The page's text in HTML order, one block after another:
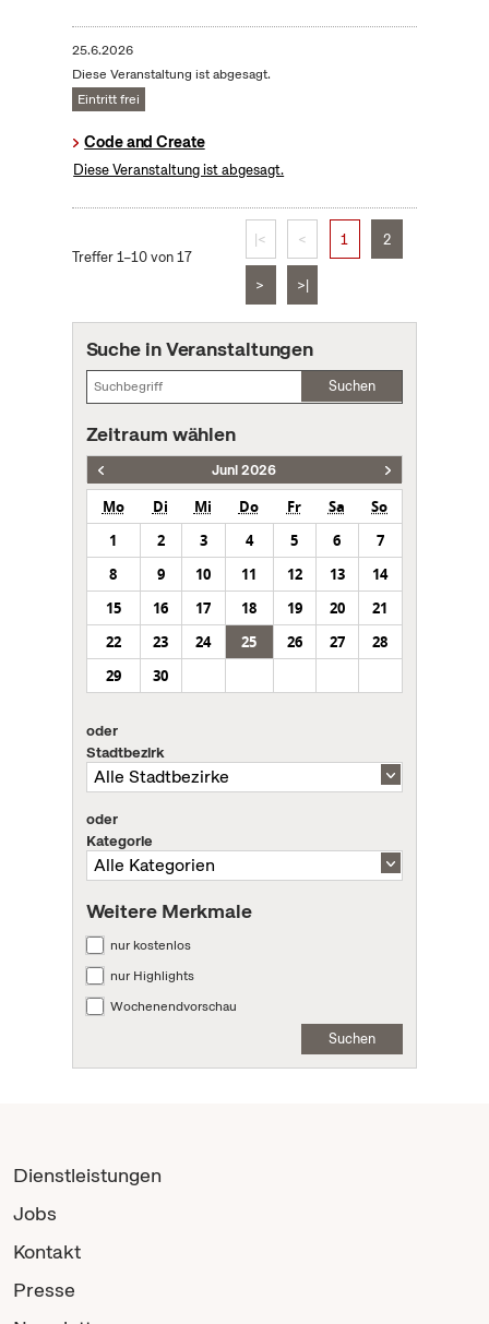
25.6.2026
Diese Veranstaltung ist abgesagt.
Eintritt frei
Code and Create
Diese Veranstaltung ist abgesagt.
Treffer 1–10 von 17
|< < 1 2
> >|
Suche in Veranstaltungen
Suchen
Zeitraum wählen
Juni 2026
Mo Di Mi Do Fr Sa
So
1
2 3 4 5 6
7
8
9 10 11 12 13
14
15
16 17 18 19 20
21
22
23 24 25 26 27
28
29
30
oder
Stadtbezirk
oder
Kategorie
Weitere Merkmale
nur kostenlos
nur Highlights
Wochenendvorschau
Suchen
Dienstleistungen
Jobs
Kontakt
Presse